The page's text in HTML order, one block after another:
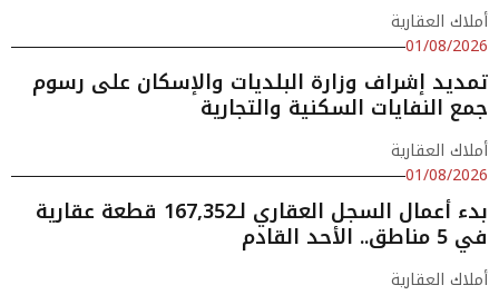
أملاك العقارية
01/08/2026
تمديد إشراف وزارة البلديات والإسكان على رسوم
جمع النفايات السكنية والتجارية
أملاك العقارية
01/08/2026
بدء أعمال السجل العقاري لـ167,352 قطعة عقارية
في 5 مناطق.. الأحد القادم
أملاك العقارية